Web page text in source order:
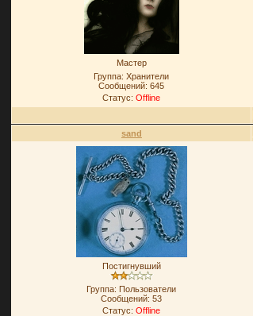
Мастер
Группа: Хранители
Сообщений:645
Статус:Offline
sand
Постигнувший
Группа: Пользователи
Сообщений:53
Статус:Offline